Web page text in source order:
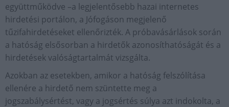
együttműködve –a legjelentősebb hazai internetes
hirdetési portálon, a Jófogáson megjelenő
tűzifahirdetéseket ellenőrizték. A próbavásárlások során
a hatóság elsősorban a hirdetők azonosíthatóságát és a
hirdetések valóságtartalmát vizsgálta.
Azokban az esetekben, amikor a hatóság felszólítása
ellenére a hirdető nem szüntette meg a
jogszabálysértést, vagy a jogsértés súlya azt indokolta, a